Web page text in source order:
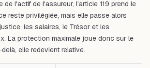
de l'actif de l'assureur, l'article 119 prend le
reste privilégiée, mais elle passe alors
les salaires, le Trésor et les
La protection maximale joue donc sur le
elle redevient relative.